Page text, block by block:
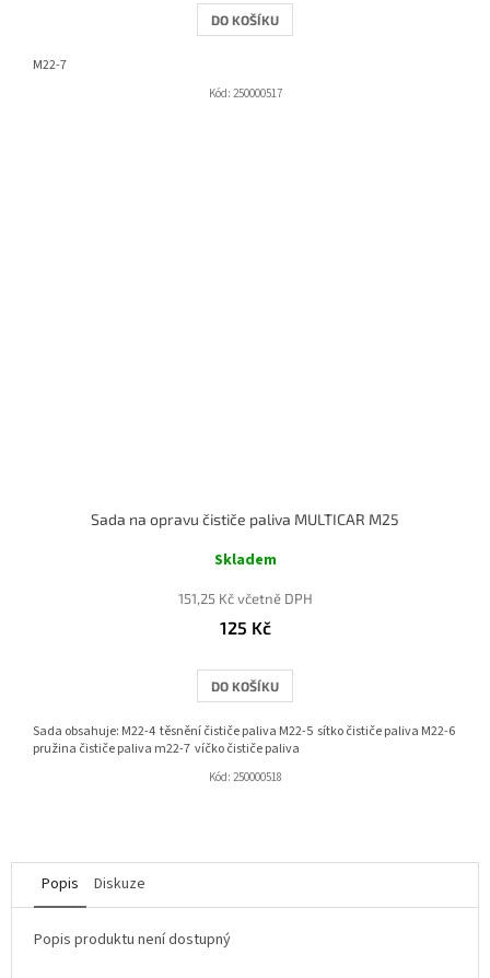
DO KOŠÍKU
M22-7
Kód: 250000517
Sada na opravu čističe paliva MULTICAR M25
Skladem
151,25 Kč včetně DPH
125 Kč
DO KOŠÍKU
Sada obsahuje: M22-4 těsnění čističe paliva M22-5 sítko čističe paliva M22-6
pružina čističe paliva m22-7 víčko čističe paliva
Kód: 250000518
Popis Diskuze
Popis produktu není dostupný